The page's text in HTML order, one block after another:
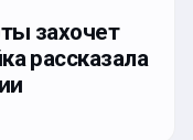
захочет
рассказала